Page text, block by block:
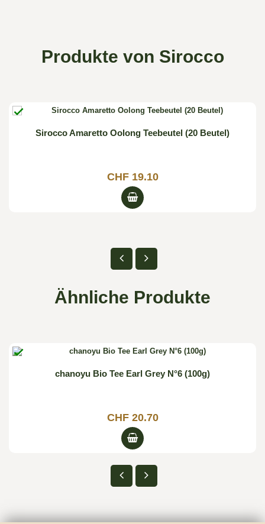
Produkte von Sirocco

Sirocco Amaretto Oolong Teebeutel (20 Beutel)
CHF 19.10
Ähnliche Produkte

chanoyu Bio Tee Earl Grey N°6 (100g)
CHF 20.70